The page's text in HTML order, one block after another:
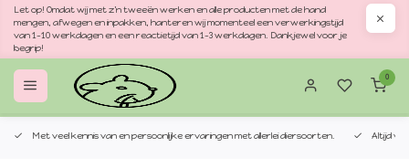
Let op! Omdat wij met z'n tweeën werken en alle producten met de hand
mengen, afwegen en inpakken, hanteren wij momenteel een verwerkingstijd
van 1–10 werkdagen en een reactietijd van 1–3 werkdagen. Dankjewel voor je
begrip!
0
Met veel kennis van en persoonlijke ervaringen met allerlei diersoorten. Altijd